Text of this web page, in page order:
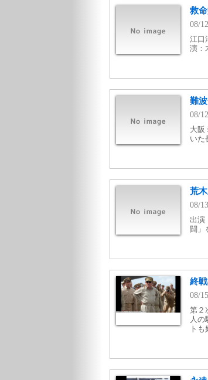
救
08/
江口
演：
難
08/
大阪
いた
荒
08/
出演
闘」
終
08/
第２
人の
トも